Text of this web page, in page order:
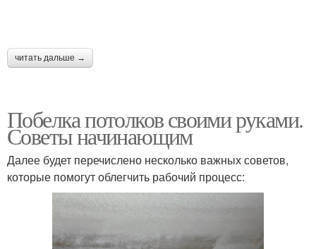
читать дальше →
Побелка потолков своими руками.
Советы начинающим
Далее будет перечислено несколько важных советов,
которые помогут облегчить рабочий процесс: